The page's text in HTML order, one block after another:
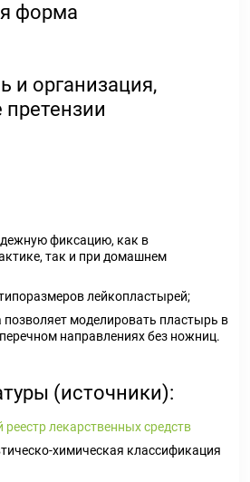
форма
и организация,
фиксацию, как в
так и при домашнем
лейкопластырей;
позволяет моделировать пластырь в
направлениях без ножниц.
(источники):
реестр лекарственных средств
химическая классификация